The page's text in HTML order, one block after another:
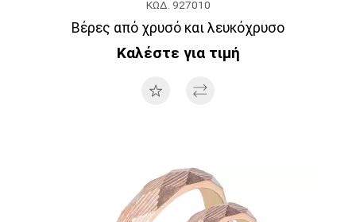
ΚΩΔ. 927010
Βέρες από χρυσό και λευκόχρυσο
Καλέστε για τιμή